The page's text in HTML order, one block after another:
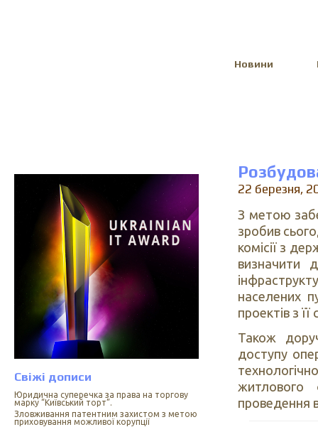
Новини
Свіжі дописи
Юридична суперечка за права на торгову
марку “Київський торт”.
Зловживання патентним захистом з метою
приховування можливої корупції
22 березня,
З метою
зробив
комісії з
визначити
населених
проектів з
Також
доступу
житлового
проведення